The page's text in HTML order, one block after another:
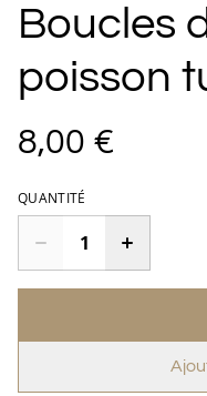
Boucles
poisson
8,00 €
QUANTITÉ